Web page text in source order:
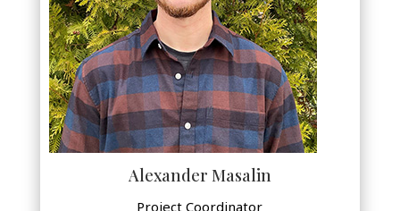
Alexander Masalin
Project Coordinator